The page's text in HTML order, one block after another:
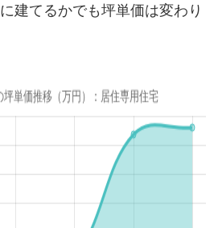
建てるかでも坪単価は変わり